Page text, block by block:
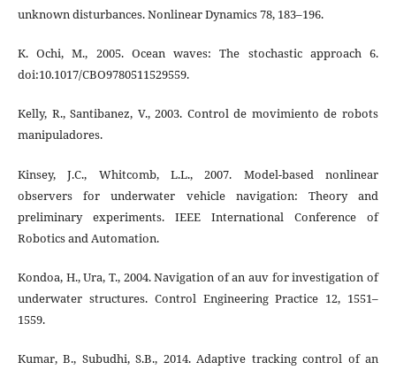
unknown disturbances. Nonlinear Dynamics 78, 183–196.
K. Ochi, M., 2005. Ocean waves: The stochastic approach 6.
doi:10.1017/CBO9780511529559.
Kelly, R., Santibanez, V., 2003. Control de movimiento de robots
manipuladores.
Kinsey, J.C., Whitcomb, L.L., 2007. Model-based nonlinear
observers for underwater vehicle navigation: Theory and
preliminary experiments. IEEE International Conference of
Robotics and Automation.
Kondoa, H., Ura, T., 2004. Navigation of an auv for investigation of
underwater structures. Control Engineering Practice 12, 1551–
1559.
Kumar, B., Subudhi, S.B., 2014. Adaptive tracking control of an